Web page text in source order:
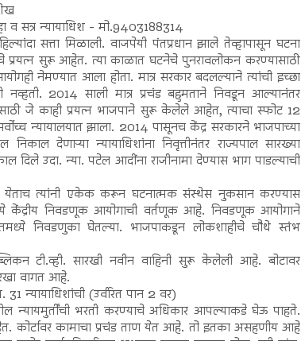
व सत्र न्यायाधिश - मो.9403188314
सत्ता मिळाली. वाजपेयी पंतप्रधान झाले तेव्हापासून घटना
प्रयत्न सुरू आहेत. त्या काळात घटनेचे पुनरावलोकन करण्यासाठी
नेमण्यात आला होता. मात्र सरकार बदलल्याने त्यांची इच्छा
नव्हती. 2014 साली मात्र प्रचंड बहुमताने निवडून आल्यानंतर
जे काही प्रयत्न भाजपाने सुरू केलेले आहेत, त्याचा स्फोट 12
न्यायालयात झाला. 2014 पासूनच केंद्र सरकारने भाजपाच्या
देणाऱ्या न्यायाधिशांना निवृत्तीनंतर राज्यपाल सारख्या
दिले उदा. न्या. पटेल आदींना राजीनामा देण्यास भाग पाडल्याची
येताच त्यांनी एकेक करून घटनात्मक संस्थेस नुकसान करण्यास
निवडणूक आयोगाची वर्तणूक आहे. निवडणूक आयोगाने
निवडणुका घेतल्या. भाजपाकडून लोकशाहीचे चौथे स्तंभ
टी.व्ही. सारखी नवीन वाहिनी सुरू केलेली आहे. बोटावर
वागत आहे.
न्यायाधिशांची (उर्वरित पान 2 वर)
न्यायमुर्तींची भरती करण्याचे अधिकार आपल्याकडे घेऊ पाहते.
कोर्टावर कामाचा प्रचंड ताण येत आहे. तो इतका असहणीय आहे